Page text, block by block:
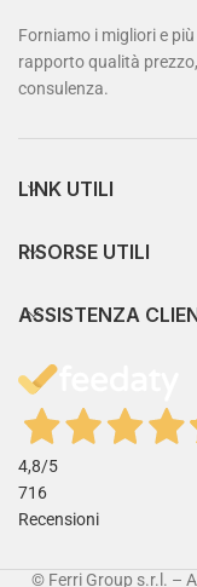
Forniamo i migliori e
rapporto qualità
consulenza.
LINK UTILI
RISORSE UTILI
ASSISTENZA
4,8/5
716
Recensioni
© Ferri Group s.r.l. –